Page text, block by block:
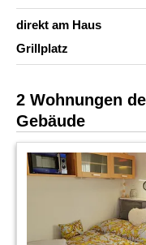
direkt am Haus
Grillplatz
2 Wohnungen
Gebäude